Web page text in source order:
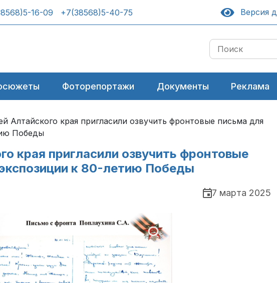
16-09 +7(38568)5-40-75 Версия
Фоторепортажи Документы Реклама
Алтайского края пригласили озвучить фронтовые письма для
Победы
края пригласили озвучить фронтовые
к 80-летию Победы
7 марта 2025